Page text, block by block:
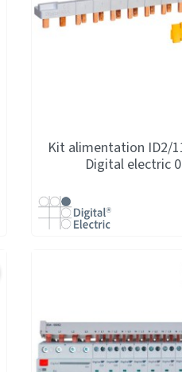
Kit alimentation ID2/
Digital electric